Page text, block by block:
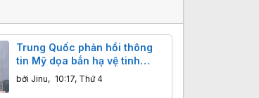
Trung Quốc phản hồi thông
tin Mỹ dọa bắn hạ vệ tinh
Trung Quốc
bởi Jinu, 10:17, Thứ 4